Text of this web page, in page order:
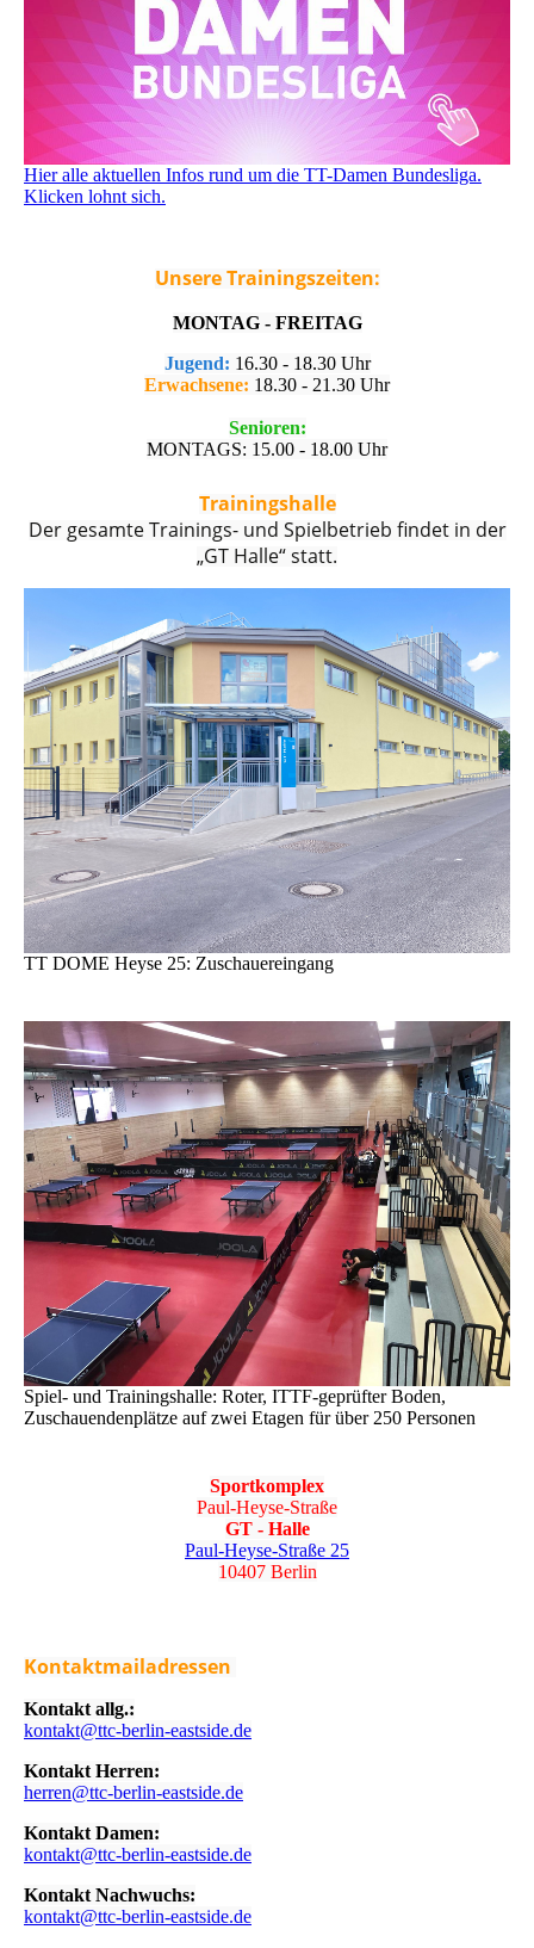
Hier alle aktuellen Infos rund um die TT-Damen Bundesliga.
Klicken lohnt sich.
Unsere Trainingszeiten:
MONTAG - FREITAG
Jugend: 16.30 - 18.30 Uhr
Erwachsene: 18.30 - 21.30 Uhr
Senioren:
MONTAGS: 15.00 - 18.00 Uhr
Trainingshalle
Der gesamte Trainings- und Spielbetrieb findet in der
„GT Halle“ statt.
TT DOME Heyse 25: Zuschauereingang
Spiel- und Trainingshalle: Roter, ITTF-geprüfter Boden,
Zuschauendenplätze auf zwei Etagen für über 250 Personen
Sportkomplex
Paul-Heyse-Straße
GT - Halle
Paul-Heyse-Straße 25
10407 Berlin
Kontaktmailadressen
Kontakt allg.:
kontakt@ttc-berlin-eastside.de
Kontakt Herren:
herren@ttc-berlin-eastside.de
Kontakt Damen:
kontakt@ttc-berlin-eastside.de
Kontakt Nachwuchs:
kontakt@ttc-berlin-eastside.de